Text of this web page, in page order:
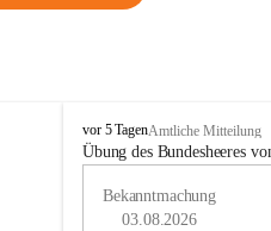
B
u
vor 5 TagenAmtliche Mitteilung
Übung des Bundesheeres
Bekanntmachung
03.08.2026